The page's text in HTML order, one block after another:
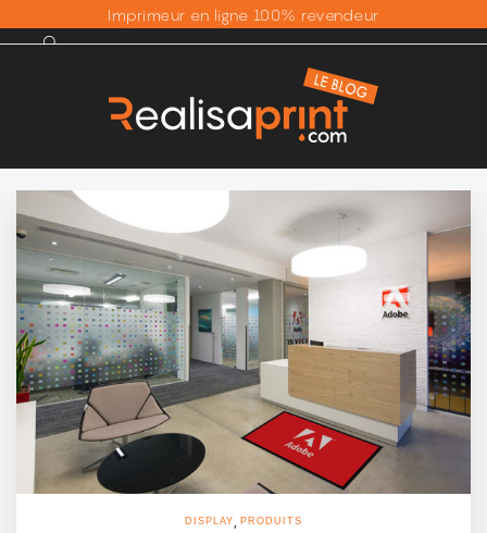
Imprimeur en ligne 100% revendeur
DISPLAY, PRODUITS